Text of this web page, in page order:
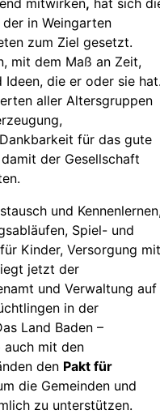
mitwirken, hat sich
in Weingarten
zum Ziel gesetzt.
mit dem Maß an Zeit,
die er oder sie
aller Altersgruppen
für das gute
der Gesellschaft
und
Spiel- und
Kinder, Versorgung mit
jetzt der
und Verwaltung auf
in der
Land Baden –
mit den
den Pakt für
die Gemeinden und
zu unterstützen.